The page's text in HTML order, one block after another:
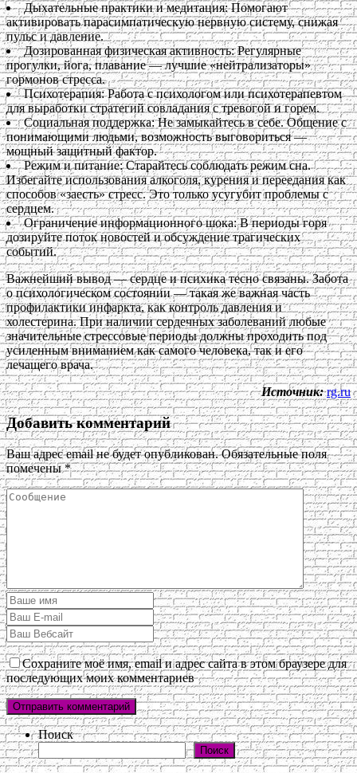
Дыхательные практики и медитация: Помогают
активировать парасимпатическую нервную систему, снижая
пульс и давление.
Дозированная физическая активность: Регулярные
прогулки, йога, плавание — лучшие «нейтрализаторы»
гормонов стресса.
Психотерапия: Работа с психологом или психотерапевтом
для выработки стратегий совладания с тревогой и горем.
Социальная поддержка: Не замыкайтесь в себе. Общение с
понимающими людьми, возможность выговориться —
мощный защитный фактор.
Режим и питание: Старайтесь соблюдать режим сна.
Избегайте использования алкоголя, курения и переедания как
способов «заесть» стресс. Это только усугубит проблемы с
сердцем.
Ограничение информационного шока: В периоды горя
дозируйте поток новостей и обсуждение трагических
событий.
Важнейший вывод — сердце и психика тесно связаны. Забота
о психологическом состоянии — такая же важная часть
профилактики инфаркта, как контроль давления и
холестерина. При наличии сердечных заболеваний любые
значительные стрессовые периоды должны проходить под
усиленным вниманием как самого человека, так и его
лечащего врача.
Источник: rg.ru
Добавить комментарий
Ваш адрес email не будет опубликован. Обязательные поля
помечены*
Сохраните моё имя, email и адрес сайта в этом браузере для
последующих моих комментариев
Поиск
Поиск